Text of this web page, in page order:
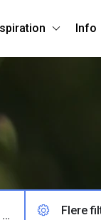
Info
2 voksne, 0 børn , 0 husdyr Flere